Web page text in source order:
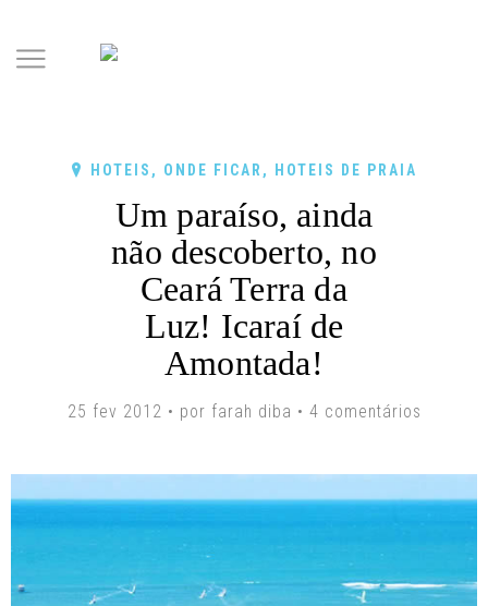
HOTEIS , ONDE FICAR , HOTEIS DE PRAIA
Um paraíso, ainda
não descoberto, no
Ceará Terra da
Luz! Icaraí de
Amontada!
25 fev 2012 • por farah diba • 4 comentários